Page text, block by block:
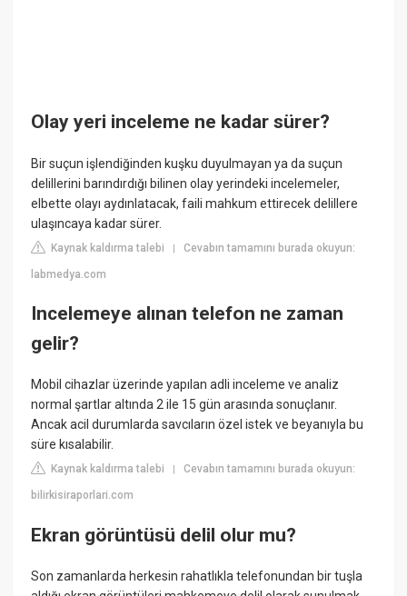
Olay yeri inceleme ne kadar sürer?
Bir suçun işlendiğinden kuşku duyulmayan ya da suçun
delillerini barındırdığı bilinen olay yerindeki incelemeler,
elbette olayı aydınlatacak, faili mahkum ettirecek delillere
ulaşıncaya kadar sürer.
Kaynak kaldırma talebi |Cevabın tamamını burada okuyun:
labmedya.com
Incelemeye alınan telefon ne zaman
gelir?
Mobil cihazlar üzerinde yapılan adli inceleme ve analiz
normal şartlar altında 2 ile 15 gün arasında sonuçlanır.
Ancak acil durumlarda savcıların özel istek ve beyanıyla bu
süre kısalabilir.
Kaynak kaldırma talebi |Cevabın tamamını burada okuyun:
bilirkisiraporlari.com
Ekran görüntüsü delil olur mu?
Son zamanlarda herkesin rahatlıkla telefonundan bir tuşla